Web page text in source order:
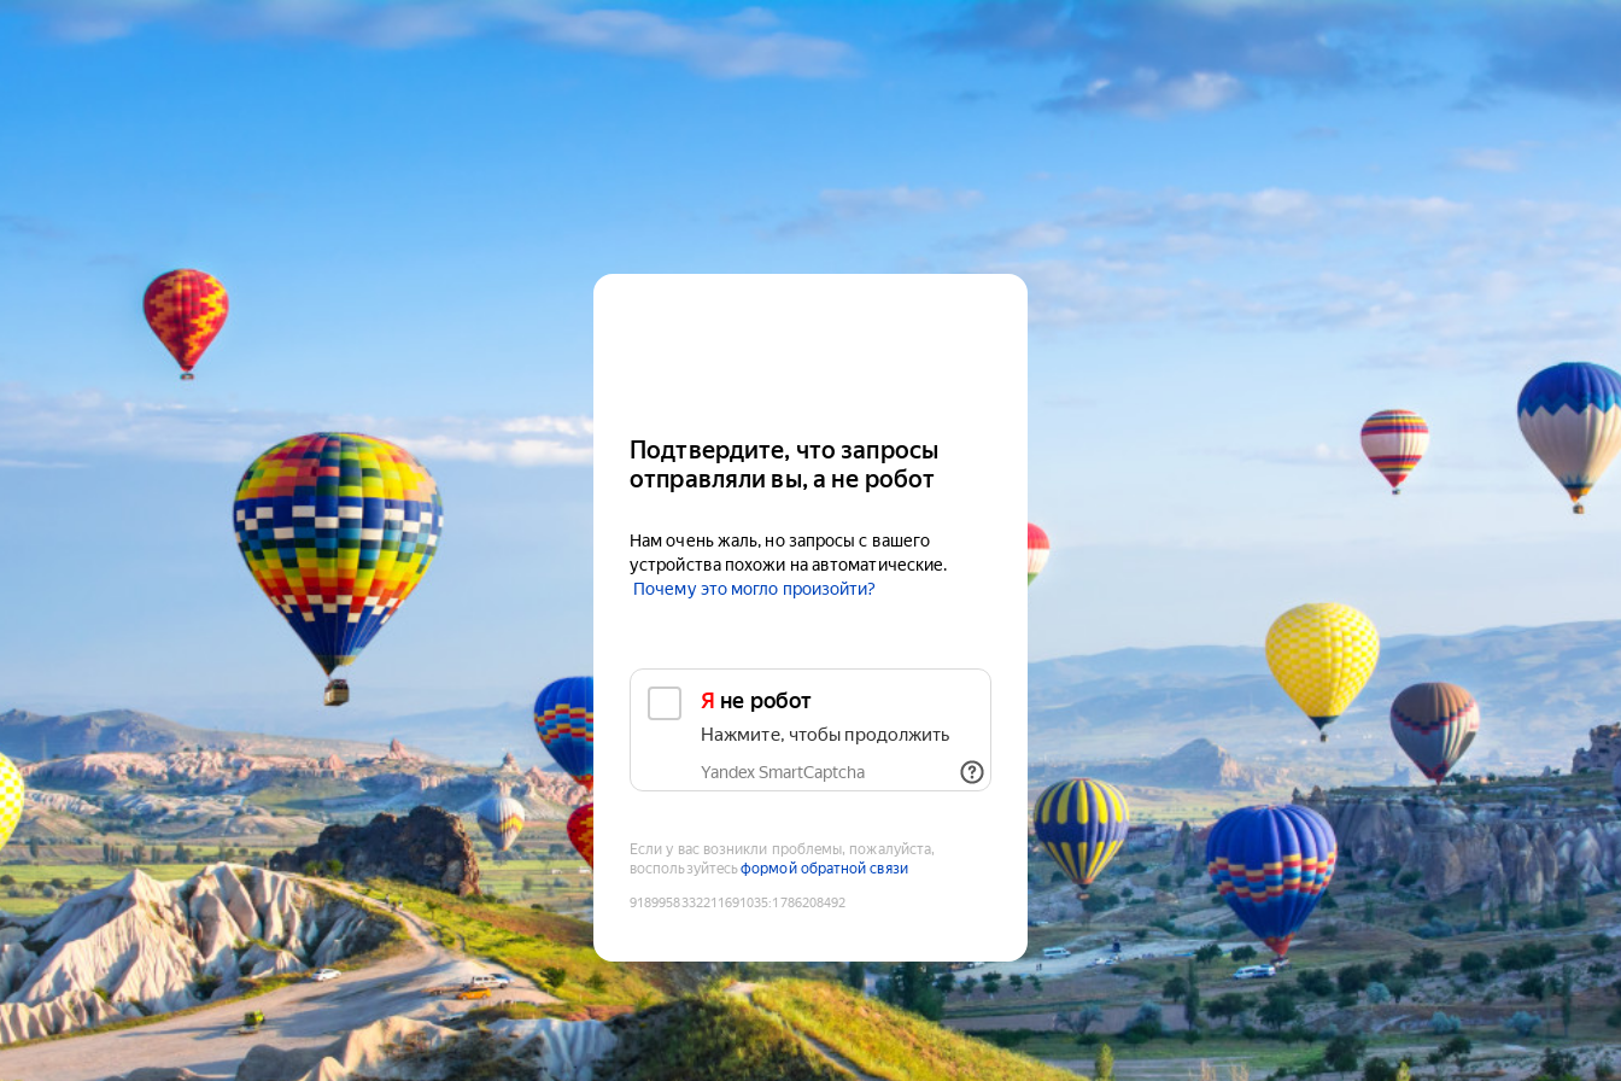
Подтвердите, что запросы
отправляли вы, а не робот
Нам очень жаль, но запросы с вашего
устройства похожи на автоматические.
Почему это могло произойти?
Я не робот
Нажмите, чтобы продолжить
Yandex SmartCaptcha
Если у вас возникли проблемы, пожалуйста,
воспользуйтесьформой обратной связи
9189958332211691035:1786208492